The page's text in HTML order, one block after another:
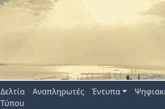
Δελτία
Τύπου
Αναπληρωτές Έντυπα